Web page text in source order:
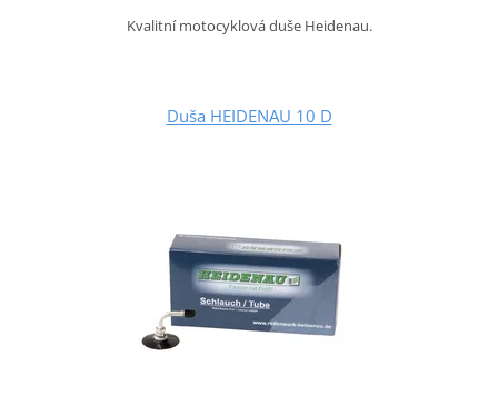
Kvalitní motocyklová duše Heidenau.
Duša HEIDENAU 10 D